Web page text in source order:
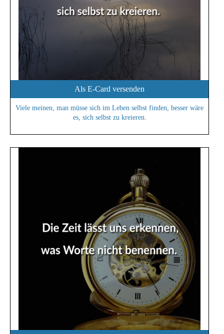
Als E-Card versenden
Viele meinen, man müsse sich im Leben selbst finden, besser wäre
es, sich selbst zu kreieren.